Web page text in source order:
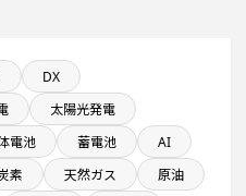
一覧
一覧
プロジェクト
DX
太陽光発電
電池 蓄電池
AI
素 天然ガス
原油